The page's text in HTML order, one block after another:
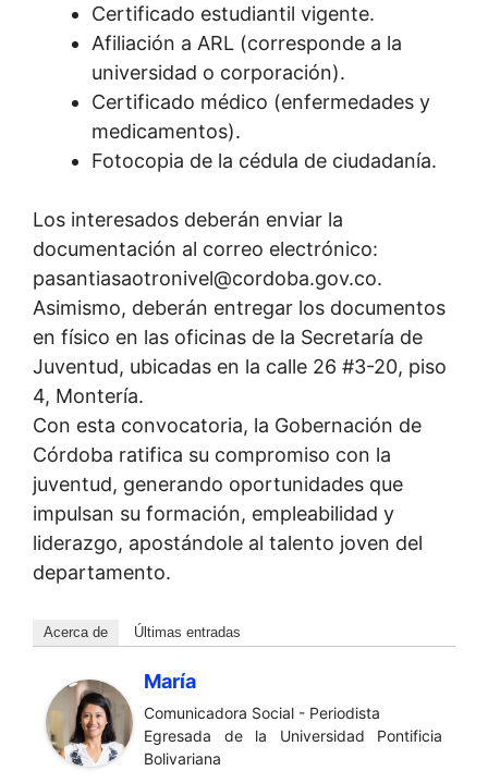
Certificado estudiantil vigente.
Afiliación a ARL (corresponde a la
universidad o corporación).
Certificado médico (enfermedades y
medicamentos).
Fotocopia de la cédula de ciudadanía.
Los interesados deberán enviar la
documentación al correo electrónico:
pasantiasaotronivel@cordoba.gov.co.
Asimismo, deberán entregar los documentos
en físico en las oficinas de la Secretaría de
Juventud, ubicadas en la calle 26 #3-20, piso
4, Montería.
Con esta convocatoria, la Gobernación de
Córdoba ratifica su compromiso con la
juventud, generando oportunidades que
impulsan su formación, empleabilidad y
liderazgo, apostándole al talento joven del
departamento.
Acerca de Últimas entradas
María
Comunicadora Social - Periodista
Egresada de la Universidad Pontificia
Bolivariana